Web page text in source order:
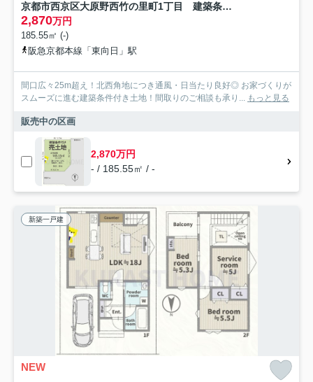
京都市西京区大原野西竹の里町1丁目 建築条件付き土地
2,870万円
185.55㎡ (-)
阪急京都本線「東向日」駅
間口広々25m超え！北西角地につき通風・日当たり良好◎ お家づくりが
スムーズに進む建築条件付き土地！間取りのご相談も承り... もっと見る
販売中の区画
2,870万円
- / 185.55㎡ / -
新築一戸建
NEW